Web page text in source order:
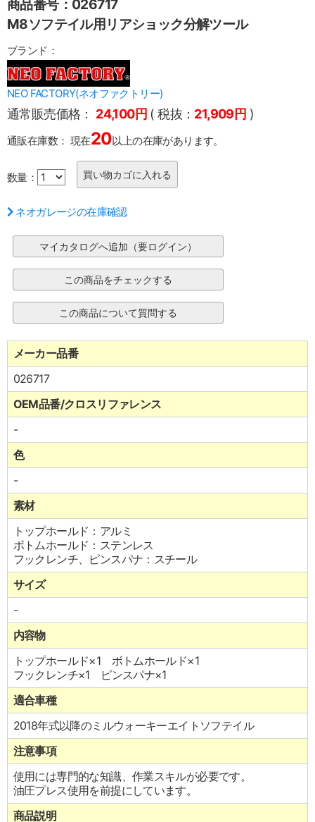
商品番号：026717
M8ソフテイル用リアショック分解ツール
ブランド：
NEO FACTORY(ネオファクトリー)
通常販売価格： 24,100円 ( 税抜： 21,909円 )
通販在庫数： 現在20以上の在庫があります。
数量：
ネオガレージの在庫確認
メーカー品番
026717
OEM品番/クロスリファレンス
-
色
-
素材
トップホールド：アルミ
ボトムホールド：ステンレス
フックレンチ、ピンスパナ：スチール
サイズ
-
内容物
トップホールド×1 ボトムホールド×1
フックレンチ×1 ピンスパナ×1
適合車種
2018年式以降のミルウォーキーエイトソフテイル
注意事項
使用には専門的な知識、作業スキルが必要です。
油圧プレス使用を前提にしています。
商品説明